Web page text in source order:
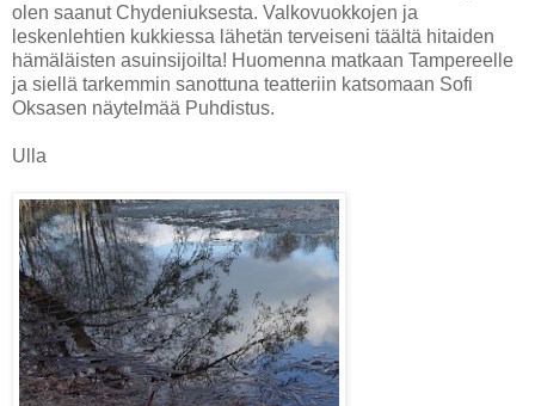
olen saanut Chydeniuksesta. Valkovuokkojen ja
leskenlehtien kukkiessa lähetän terveiseni täältä hitaiden
hämäläisten asuinsijoilta! Huomenna matkaan Tampereelle
ja siellä tarkemmin sanottuna teatteriin katsomaan Sofi
Oksasen näytelmää Puhdistus.
Ulla